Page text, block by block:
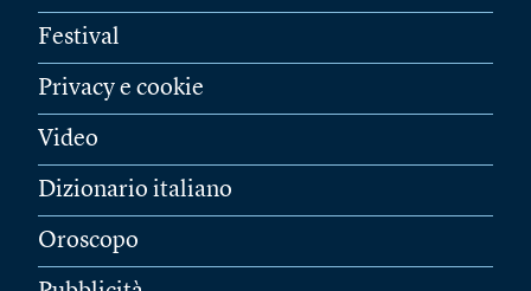
Festival
Privacy e cookie
Video
Dizionario italiano
Oroscopo